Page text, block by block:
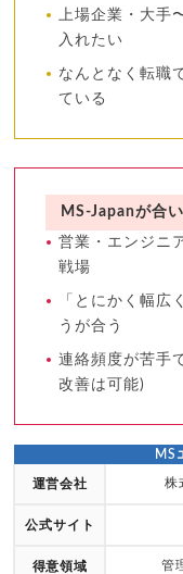
上場企業・大手
入れたい
なんとなく転職
ている
MS-Japanが合
営業・エンジニ
戦場
「とにかく幅広
うが合う
連絡頻度が苦手
改善は可能)
MS
運営会社 株
公式サイト
得意領域 管